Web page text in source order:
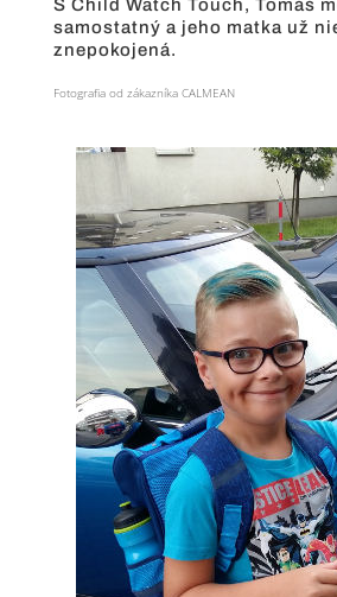
S Child Watch Touch, Tomáš
samostatný a jeho matka už
znepokojená.
Fotografia od zákazníka CALMEAN